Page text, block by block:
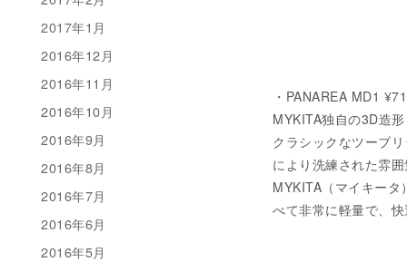
・PANAREA MD1
MYKITA独自の3D造
クラシックなツーブ
により洗練された雰
MYKITA（マイキー
べて非常に軽量で、
2017年1月
2016年12月
2016年11月
2016年10月
2016年9月
2016年8月
2016年7月
2016年6月
2016年5月